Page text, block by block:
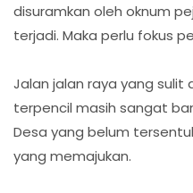
disuramkan oleh oknum
terjadi. Maka perlu fokus
Jalan jalan raya yang
terpencil masih sangat
Desa yang belum
yang memajukan.